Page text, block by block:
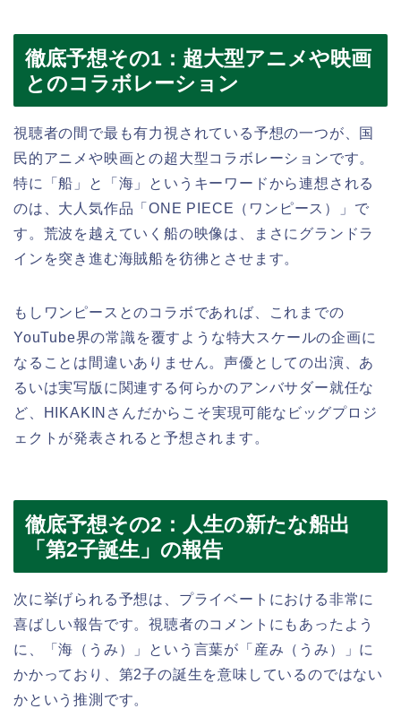
徹底予想その1：超大型アニメや映画
とのコラボレーション
視聴者の間で最も有力視されている予想の一つが、国
民的アニメや映画との超大型コラボレーションです。
特に「船」と「海」というキーワードから連想される
のは、大人気作品「ONE PIECE（ワンピース）」で
す。荒波を越えていく船の映像は、まさにグランドラ
インを突き進む海賊船を彷彿とさせます。
もしワンピースとのコラボであれば、これまでの
YouTube界の常識を覆すような特大スケールの企画に
なることは間違いありません。声優としての出演、あ
るいは実写版に関連する何らかのアンバサダー就任な
ど、HIKAKINさんだからこそ実現可能なビッグプロジ
ェクトが発表されると予想されます。
徹底予想その2：人生の新たな船出
「第2子誕生」の報告
次に挙げられる予想は、プライベートにおける非常に
喜ばしい報告です。視聴者のコメントにもあったよう
に、「海（うみ）」という言葉が「産み（うみ）」に
かかっており、第2子の誕生を意味しているのではない
かという推測です。